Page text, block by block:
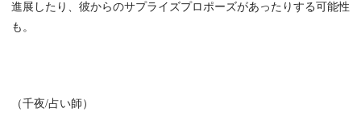
進展したり、彼からのサプライズプロポーズがあったりする可能性
も。
（千夜/占い師）